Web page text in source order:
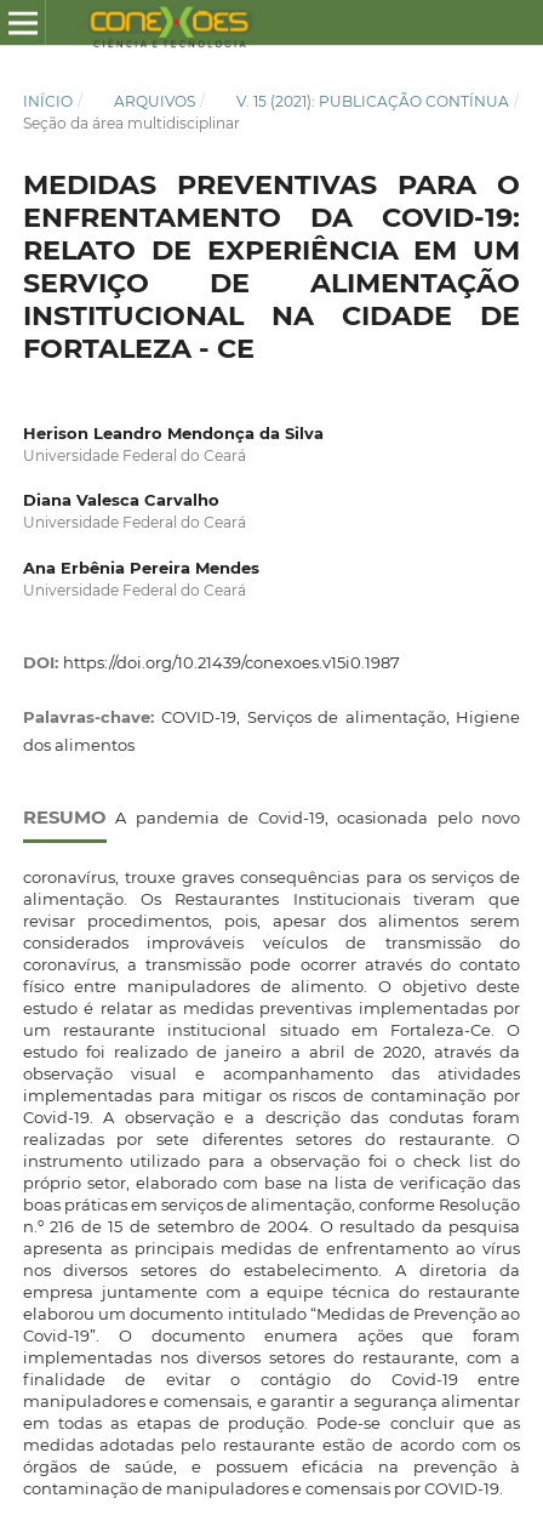
INÍCIO / ARQUIVOS / V. 15 (2021): PUBLICAÇÃO CONTÍNUA /
Seção da área multidisciplinar
MEDIDAS PREVENTIVAS PARA O
ENFRENTAMENTO DA COVID-19:
RELATO DE EXPERIÊNCIA EM UM
SERVIÇO DE ALIMENTAÇÃO
INSTITUCIONAL NA CIDADE DE
FORTALEZA - CE
Herison Leandro Mendonça da Silva
Universidade Federal do Ceará
Diana Valesca Carvalho
Universidade Federal do Ceará
Ana Erbênia Pereira Mendes
Universidade Federal do Ceará
DOI: https://doi.org/10.21439/conexoes.v15i0.1987
Palavras-chave:COVID-19, Serviços de alimentação, Higiene
dos alimentos
RESUMO A pandemia de Covid-19, ocasionada pelo novo
coronavírus, trouxe graves consequências para os serviços de
alimentação. Os Restaurantes Institucionais tiveram que
revisar procedimentos, pois, apesar dos alimentos serem
considerados improváveis veículos de transmissão do
coronavírus, a transmissão pode ocorrer através do contato
físico entre manipuladores de alimento. O objetivo deste
estudo é relatar as medidas preventivas implementadas por
um restaurante institucional situado em Fortaleza-Ce. O
estudo foi realizado de janeiro a abril de 2020, através da
observação visual e acompanhamento das atividades
implementadas para mitigar os riscos de contaminação por
Covid-19. A observação e a descrição das condutas foram
realizadas por sete diferentes setores do restaurante. O
instrumento utilizado para a observação foi o check list do
próprio setor, elaborado com base na lista de verificação das
boas práticas em serviços de alimentação, conforme Resolução
n.º 216 de 15 de setembro de 2004. O resultado da pesquisa
apresenta as principais medidas de enfrentamento ao vírus
nos diversos setores do estabelecimento. A diretoria da
empresa juntamente com a equipe técnica do restaurante
elaborou um documento intitulado “Medidas de Prevenção ao
Covid-19”. O documento enumera ações que foram
implementadas nos diversos setores do restaurante, com a
finalidade de evitar o contágio do Covid-19 entre
manipuladores e comensais, e garantir a segurança alimentar
em todas as etapas de produção. Pode-se concluir que as
medidas adotadas pelo restaurante estão de acordo com os
órgãos de saúde, e possuem eficácia na prevenção à
contaminação de manipuladores e comensais por COVID-19.